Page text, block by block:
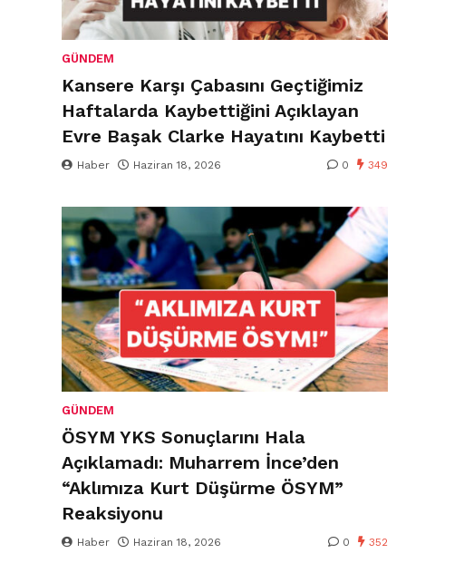
GÜNDEM
Kansere Karşı Çabasını Geçtiğimiz
Haftalarda Kaybettiğini Açıklayan
Evre Başak Clarke Hayatını Kaybetti
Haber Haziran 18, 2026 0 349
GÜNDEM
ÖSYM YKS Sonuçlarını Hala
Açıklamadı: Muharrem İnce’den
“Aklımıza Kurt Düşürme ÖSYM”
Reaksiyonu
Haber Haziran 18, 2026 0 352